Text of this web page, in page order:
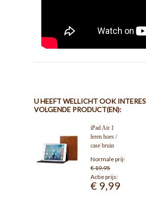
U HEEFT WELLICHT OOK
VOLGENDE PRODUCT(EN):
iPad Air 1
leren hoes /
case bruin
Normale prijs:
€ 19,95
Actie prijs:
€ 9,99